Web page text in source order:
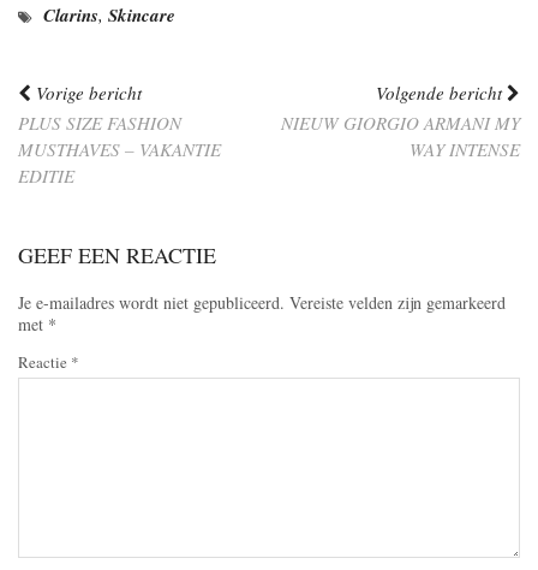
Clarins, Skincare
Vorige bericht
PLUS SIZE FASHION
MUSTHAVES – VAKANTIE
EDITIE
Volgende bericht
NIEUW GIORGIO ARMANI MY
WAY INTENSE
GEEF EEN REACTIE
Je e-mailadres wordt niet gepubliceerd. Vereiste velden zijn gemarkeerd
met *
Reactie *